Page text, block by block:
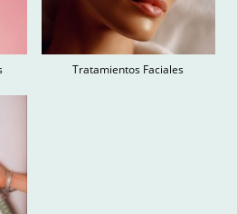
Tratamientos Faciales